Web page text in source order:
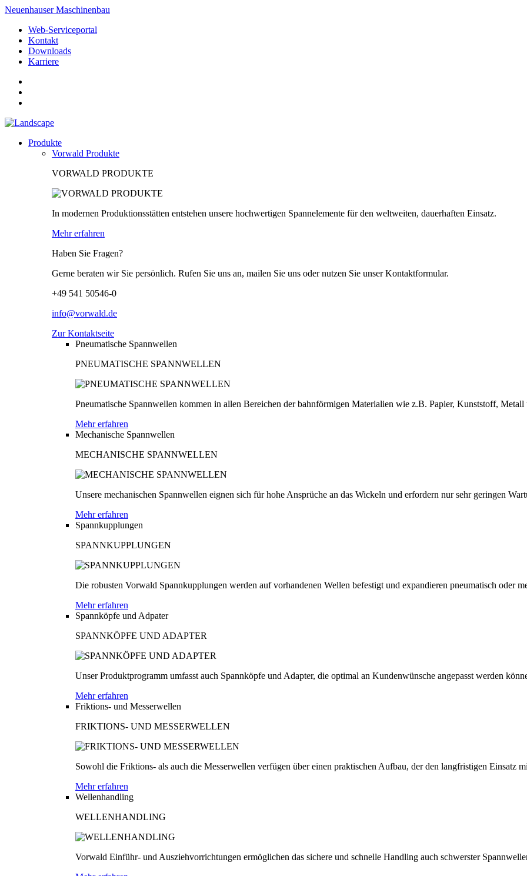
Neuenhauser Maschinenbau
Web-Serviceportal
Kontakt
Downloads
Karriere
Produkte
Vorwald Produkte
VORWALD PRODUKTE
In modernen Produktionsstätten entstehen unsere hochwertigen Spannelemente für den weltweiten, dauerhaften Einsatz.
Mehr erfahren
Haben Sie Fragen?
Gerne beraten wir Sie persönlich. Rufen Sie uns an, mailen Sie uns oder nutzen Sie unser Kontaktformular.
+49 541 50546-0
info@vorwald.de
Zur Kontaktseite
Pneumatische Spannwellen
PNEUMATISCHE SPANNWELLEN
Pneumatische Spannwellen kommen in allen Bereichen der bahnförmigen Materialien wie z.B. Papier, Kunststoff,
Mehr erfahren
Mechanische Spannwellen
MECHANISCHE SPANNWELLEN
Unsere mechanischen Spannwellen eignen sich für hohe Ansprüche an das Wickeln und erfordern nur sehr geringen
Mehr erfahren
Spannkupplungen
SPANNKUPPLUNGEN
Die robusten Vorwald Spannkupplungen werden auf vorhandenen Wellen befestigt und expandieren pneumatisch oder
Mehr erfahren
Spannköpfe und Adpater
SPANNKÖPFE UND ADAPTER
Unser Produktprogramm umfasst auch Spannköpfe und Adapter, die optimal an Kundenwünsche angepasst werden
Mehr erfahren
Friktions- und Messerwellen
FRIKTIONS- UND MESSERWELLEN
Sowohl die Friktions- als auch die Messerwellen verfügen über einen praktischen Aufbau, der den langfristigen Einsatz
Mehr erfahren
Wellenhandling
WELLENHANDLING
Vorwald Einführ- und Ausziehvorrichtungen ermöglichen das sichere und schnelle Handling auch schwerster